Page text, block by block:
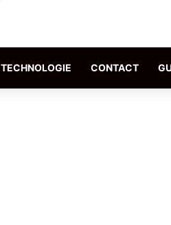
TECHNOLOGIE CONTACT